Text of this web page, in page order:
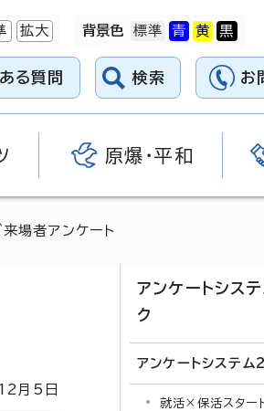
拡大 背景色
る質問 検索 お
原爆・平和
場者アンケート
月5日
アンケートシス
ク
アンケートシステム2
就活×保活スター